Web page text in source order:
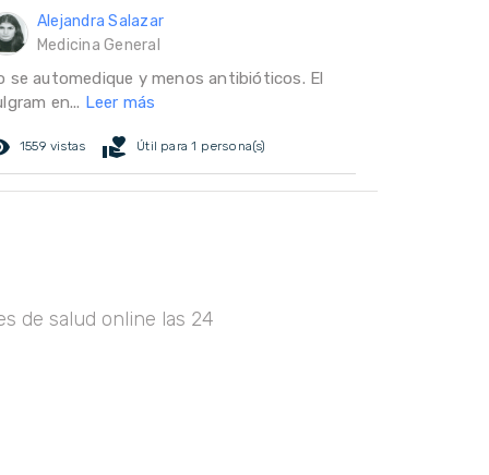
Alejandra Salazar
Medicina General
se automedique y menos antibióticos. El
en... Leer más
1559 vistas volunteer_activism Útil para 1 persona(s)
de salud online las 24